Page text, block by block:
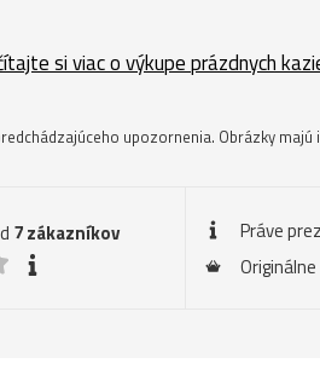
si viac o výkupe prázdnych
upozornenia. Obrázky
7zákazníkov
Práve